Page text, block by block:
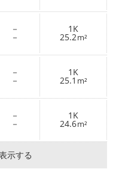
－
－
1K
25.2m²
－
－
1K
25.1 m²
－
－
1K
24.6m²
示する